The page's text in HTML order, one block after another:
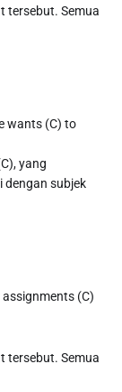
tersebut. Semua
wants (C) to
yang
dengan subjek
(C)
tersebut. Semua